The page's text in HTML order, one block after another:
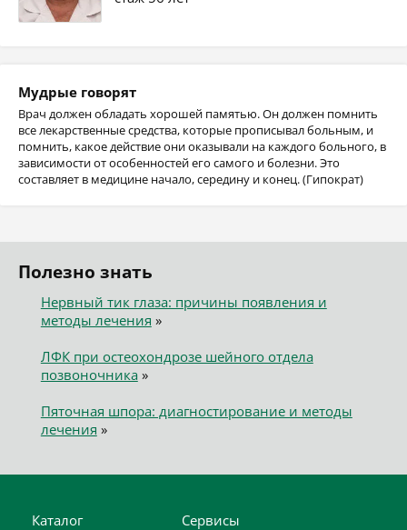
Мудрые говорят
Врач должен обладать хорошей памятью. Он должен помнить
все лекарственные средства, которые прописывал больным, и
помнить, какое действие они оказывали на каждого больного, в
зависимости от особенностей его самого и болезни. Это
составляет в медицине начало, середину и конец. (Гипократ)
Полезно знать
Нервный тик глаза: причины появления и
методы лечения »
ЛФК при остеохондрозе шейного отдела
позвоночника»
Пяточная шпора: диагностирование и методы
лечения »
Каталог Сервисы